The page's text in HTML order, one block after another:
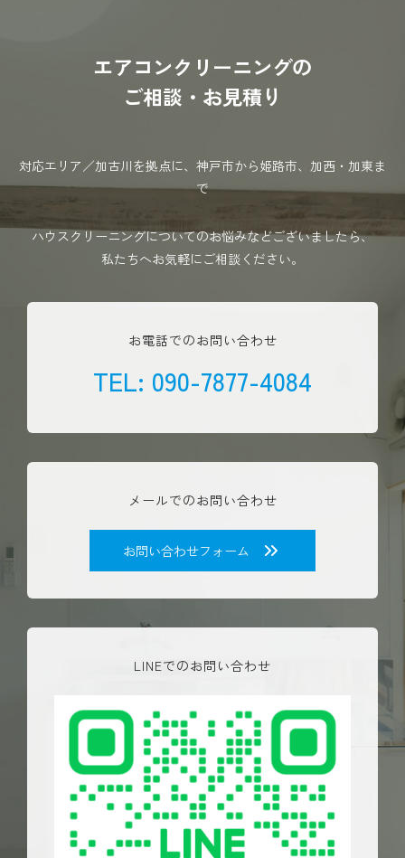
エアコンクリーニングの
ご相談・お見積り
対応エリア／加古川を拠点に、神戸市から姫路市、加西・加東ま
で
ハウスクリーニングについてのお悩みなどございましたら、
私たちへお気軽にご相談ください。
お電話でのお問い合わせ
TEL: 090-7877-4084
メールでのお問い合わせ
お問い合わせフォーム
LINEでのお問い合わせ